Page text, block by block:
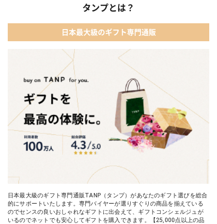
04 ファッション小物
05 入浴剤・バスケア
02 【名入れギフト】フラワーティントリップ［日本限定ピンクゴ
03 ショコラフレナチュール
04 ＜クランチチョコレート＞ダーク＆ミルク＆キャラメル＆ホワ
イト 60g
05 葉山のショコラ・カロ＜4個入＞
タンプとは？
日本最大級のギフト専門通販
日本最大級のギフト専門通販TANP（タンプ）があなたのギフト選びを総合
的にサポートいたします。専門バイヤーが選りすぐりの商品を揃えている
のでセンスの良いおしゃれなギフトに出会えて、ギフトコンシェルジュが
いるのでネットでも安心してギフトを購入できます。【25,000点以上の品